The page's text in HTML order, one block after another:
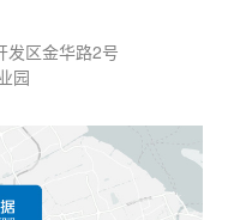
发区金华路2号
园